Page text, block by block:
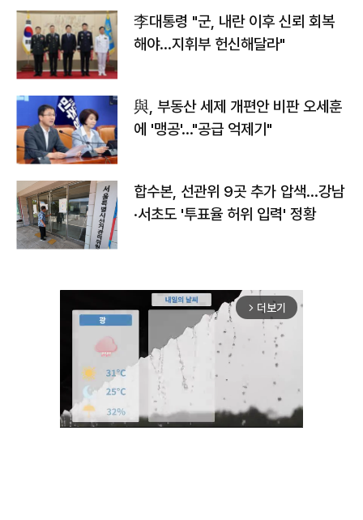
李대통령 "군, 내란 이후 신뢰 회복
해야…지휘부 헌신해달라"
與, 부동산 세제 개편안 비판 오세훈
에 '맹공'…"공급 억제기"
합수본, 선관위 9곳 추가 압색…강남
·서초도 '투표율 허위 입력' 정황
arrow_forward_ios 더보기